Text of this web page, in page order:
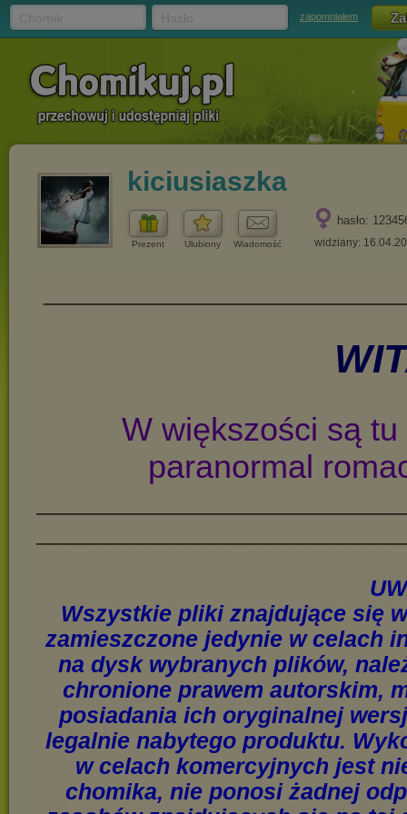
zapomniałem
kiciusiaszka
Prezent Ulubiony Wiadomość
hasło:
widziany: